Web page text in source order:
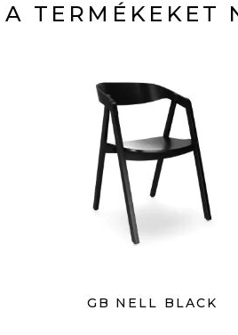
TERMÉKEKET
GB NELL BLACK